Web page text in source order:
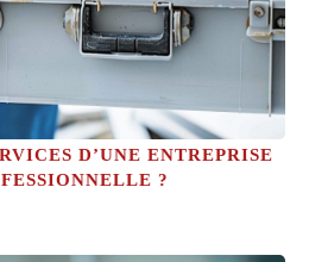
D’UNE ENTREPRISE
?